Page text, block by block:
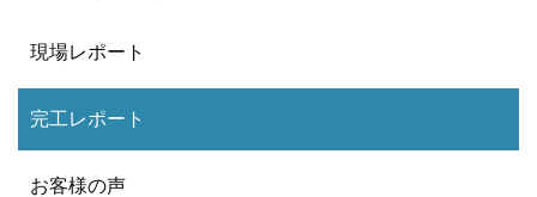
現場レポート
完工レポート
お客様の声